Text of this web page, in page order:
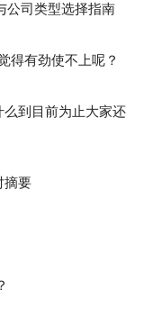
公司类型选择指南
得有劲使不上呢？
么到目前为止大家还
摘要